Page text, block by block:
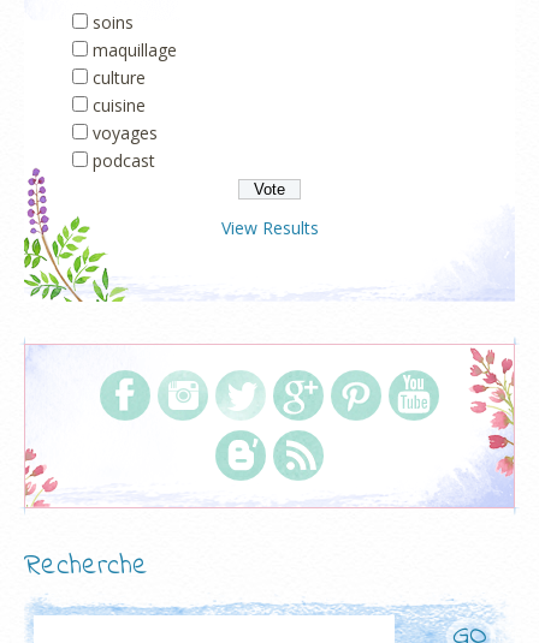
soins
maquillage
culture
cuisine
voyages
podcast
View Results
Recherche